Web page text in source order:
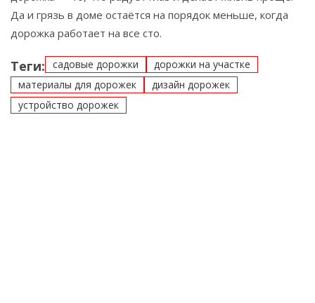
Да и грязь в доме остаётся на порядок меньше, когда
дорожка работает на все сто.
Теги: садовые дорожки
дорожки на участке
материалы для дорожек
дизайн дорожек
устройство дорожек